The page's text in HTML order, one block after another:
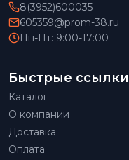
8(3952)600035
605359@prom-38.ru
Пн-Пт: 9:00-17:00
Быстрые ссылки
Каталог
О компании
Доставка
Оплата